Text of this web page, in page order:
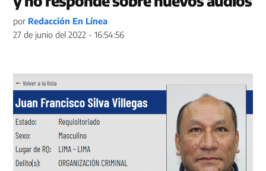
por Redacción En Línea
27 de junio del 2022 - 16:54:56